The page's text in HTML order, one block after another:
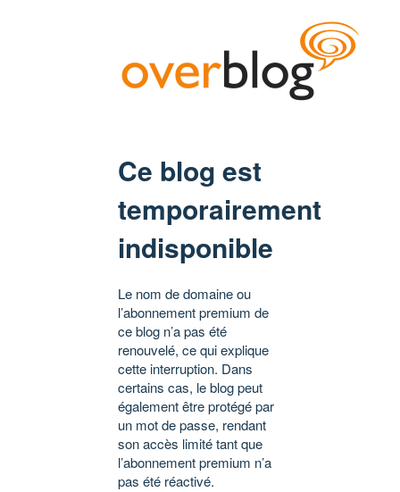
Ce blog est
temporairement
indisponible
Le nom de domaine ou
l’abonnement premium de
ce blog n’a pas été
renouvelé, ce qui explique
cette interruption. Dans
certains cas, le blog peut
également être protégé par
un mot de passe, rendant
son accès limité tant que
l’abonnement premium n’a
pas été réactivé.